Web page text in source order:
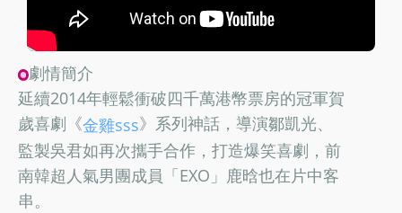
劇情簡介
延續2014年輕鬆衝破四千萬港幣票房的冠軍賀
歲喜劇《金雞sss》系列神話，導演鄒凱光、
監製吳君如再次攜手合作，打造爆笑喜劇，前
南韓超人氣男團成員「EXO」鹿晗也在片中客
串。